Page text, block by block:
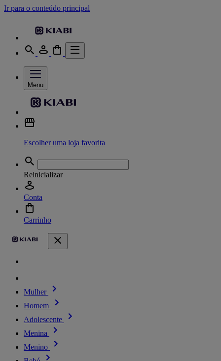
Ir para o conteúdo principal
Menu
Escolher uma loja favorita
Reinicializar
Conta
Carrinho
Mulher
Homem
Adolescente
Menina
Menino